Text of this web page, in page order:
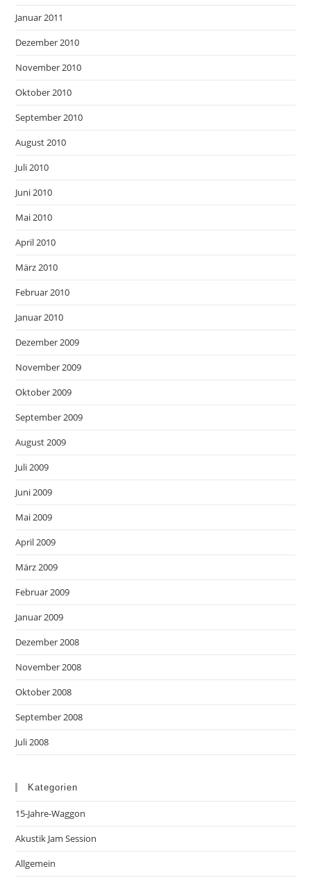
Januar 2011
Dezember 2010
November 2010
Oktober 2010
September 2010
August 2010
Juli 2010
Juni 2010
Mai 2010
April 2010
März 2010
Februar 2010
Januar 2010
Dezember 2009
November 2009
Oktober 2009
September 2009
August 2009
Juli 2009
Juni 2009
Mai 2009
April 2009
März 2009
Februar 2009
Januar 2009
Dezember 2008
November 2008
Oktober 2008
September 2008
Juli 2008
Kategorien
15-Jahre-Waggon
Akustik Jam Session
Allgemein